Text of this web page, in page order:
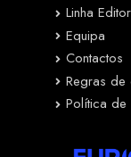
Linha
Equipa
Contactos
Regras de
Política de